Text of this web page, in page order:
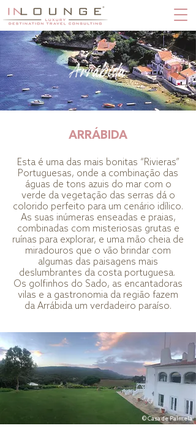
Arrábida
ARRÁBIDA
Esta é uma das mais bonitas “Rivieras”
Portuguesas, onde a combinação das
águas de tons azuis do mar com o
verde da vegetação das serras dá o
colorido perfeito para um cenário idílico.
As suas inúmeras enseadas e praias,
combinadas com misteriosas grutas e
ruínas para explorar, e uma mão cheia de
miradouros que o vão brindar com
algumas das paisagens mais
deslumbrantes da costa portuguesa.
Os golfinhos do Sado, as encantadoras
vilas e a gastronomia da região fazem
da Arrábida um verdadeiro paraíso.
© Casa de Palmela